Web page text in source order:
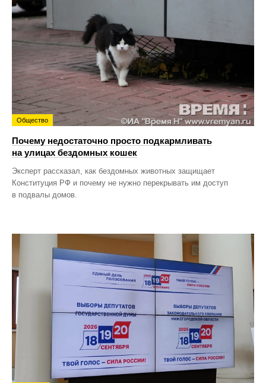
Общество
Почему недостаточно просто подкармливать
на улицах бездомных кошек
Эксперт рассказал, как бездомных животных защищает
Конституция РФ и почему не нужно перекрывать им доступ
в подвалы домов.